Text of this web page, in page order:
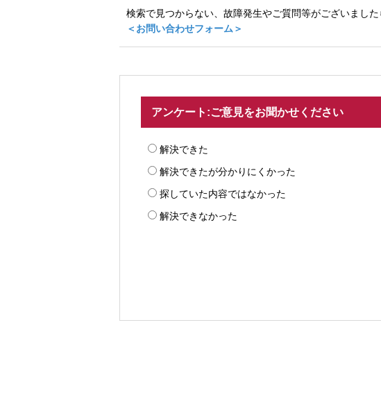
検索で見つからない、故障発生やご質問等がございまし
＜お問い合わせフォーム＞
アンケート:ご意見をお聞かせください
解決できた
解決できたが分かりにくかった
探していた内容ではなかった
解決できなかった